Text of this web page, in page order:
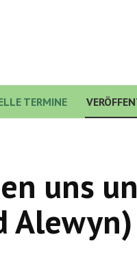
TERMINE
uns
Alewyn)